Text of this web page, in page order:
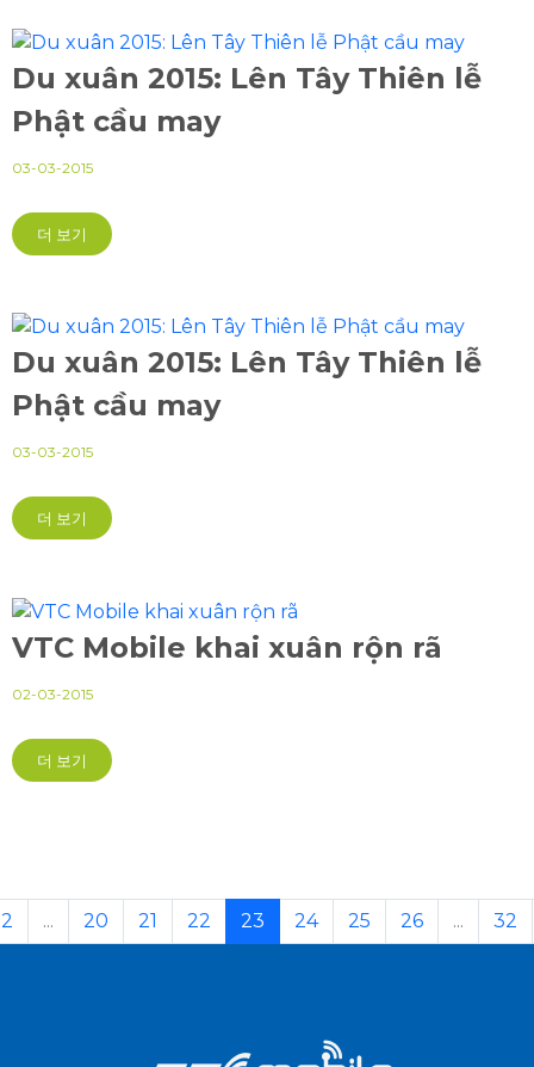
Du xuân 2015: Lên Tây Thiên lễ
Phật cầu may
03-03-2015
더 보기
Du xuân 2015: Lên Tây Thiên lễ
Phật cầu may
03-03-2015
더 보기
VTC Mobile khai xuân rộn rã
02-03-2015
더 보기
2 ... 20 21 22 23 24 25 26 ... 32